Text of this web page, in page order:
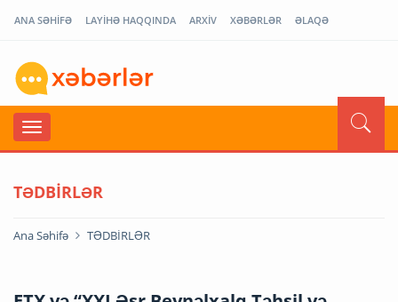
ANA SƏHİFƏ LAYİHƏ HAQQINDA ARXİV XƏBƏRLƏR ƏLAQƏ
TƏDBİRLƏR
Ana Səhifə TƏDBİRLƏR